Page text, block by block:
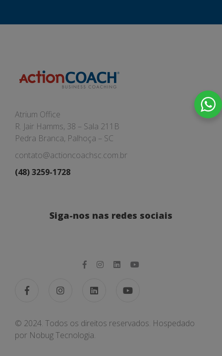
Atrium Office
R. Jair Hamms, 38 – Sala 211B
Pedra Branca, Palhoça – SC
contato@actioncoachsc.com.br
(48) 3259-1728
Siga-nos nas redes sociais
© 2024. Todos os direitos reservados. Hospedado
por Nobug Tecnologia.